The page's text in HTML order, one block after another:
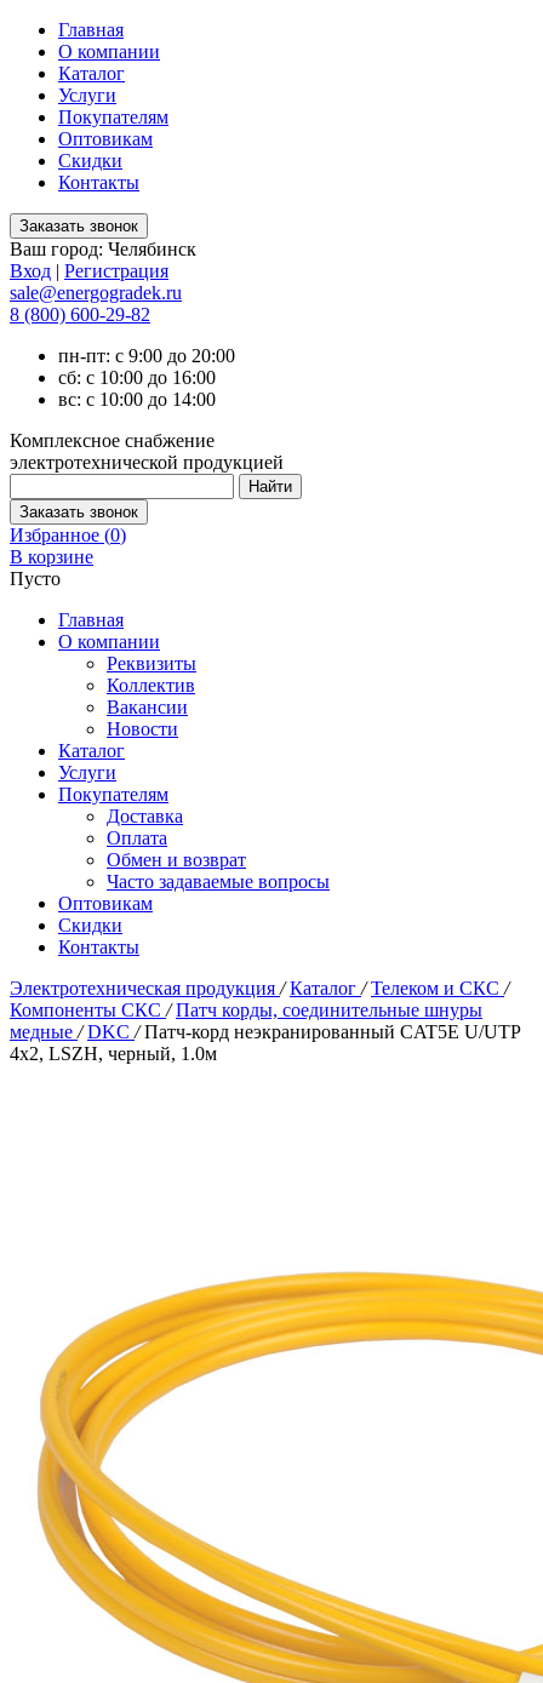
Главная
О компании
Каталог
Услуги
Покупателям
Оптовикам
Скидки
Контакты
Ваш город: Челябинск
Вход | Регистрация
sale@energogradek.ru
8 (800) 600-29-82
пн-пт: с 9:00 до 20:00
сб: с 10:00 до 16:00
вс: с 10:00 до 14:00
Комплексное снабжение
электротехнической продукцией
Избранное (0)
В корзине
Пусто
Главная
О компании
Реквизиты
Коллектив
Вакансии
Новости
Каталог
Услуги
Покупателям
Доставка
Оплата
Обмен и возврат
Часто задаваемые вопросы
Оптовикам
Скидки
Контакты
Электротехническая продукция / Каталог / Телеком и СКС /
Компоненты СКС / Патч корды, соединительные шнуры
медные / DKC / Патч-корд неэкранированный CAT5E U/UTP
4х2, LSZH, черный, 1.0м